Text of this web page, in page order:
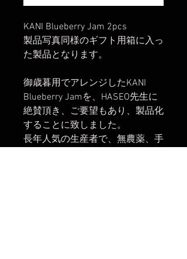
KANI Blueberry Jam 2pcs
製品写真同様のギフト用箱に入っ
た製品となります。
御歳暮用でアレンジしたKANI
Blueberry Jamを、HASEO先生に
絶賛頂き、ご要望もあり、製品化
することに致しました。
長年人気の生産者で、無農薬、手